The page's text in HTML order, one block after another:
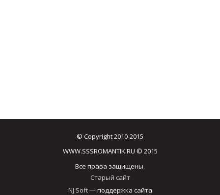
© Copyright 2010-2015
WWW.SSSROMANTIK.RU © 2015
Все права защищены.
Старый сайт
NJ Soft— поддержка сайта